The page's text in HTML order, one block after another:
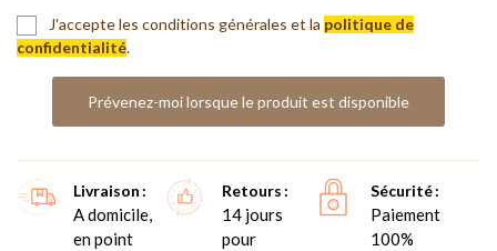
J'accepte les conditions générales et la politique de
confidentialité.
Prévenez-moi lorsque le produit est disponible
Livraison
A domicile,
en point
Retours
14 jours
pour
Sécurité
Paiement
100%